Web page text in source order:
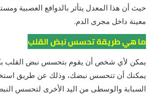
حيث أن هذا المعدل يتأثر بالدوافع العصبية
معينة داخل مجرى الدم.
ما هي طريقة تحسس نبض القلب
يمكن لأي شخص أن يقوم بتحسس نبض القلب
يمكنك أن تتحسس نبضك، وذلك عن طريق
السبابة والوسطى من اليد الأخرى لتحسس